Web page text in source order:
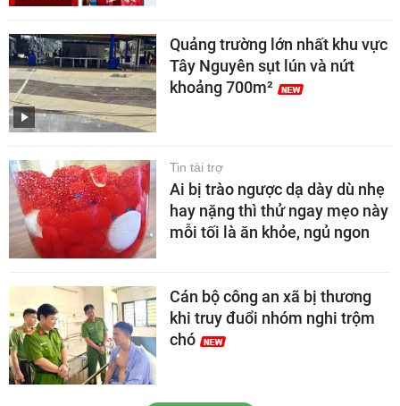
Quảng trường lớn nhất khu vực
Tây Nguyên sụt lún và nứt
khoảng 700m²
Tin tài trợ
Ai bị trào ngược dạ dày dù nhẹ
hay nặng thì thử ngay mẹo này
mỗi tối là ăn khỏe, ngủ ngon
Cán bộ công an xã bị thương
khi truy đuổi nhóm nghi trộm
chó